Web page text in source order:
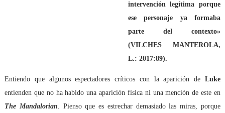
intervención legítima porque
ese personaje ya formaba
parte del contexto»
(VILCHES MANTEROLA,
L.: 2017:89).
Entiendo que algunos espectadores críticos con la aparición deLuke
entienden que no ha habido una aparición física ni una mención de este en
The Mandalorian. Pienso que es estrechar demasiado las miras, porque